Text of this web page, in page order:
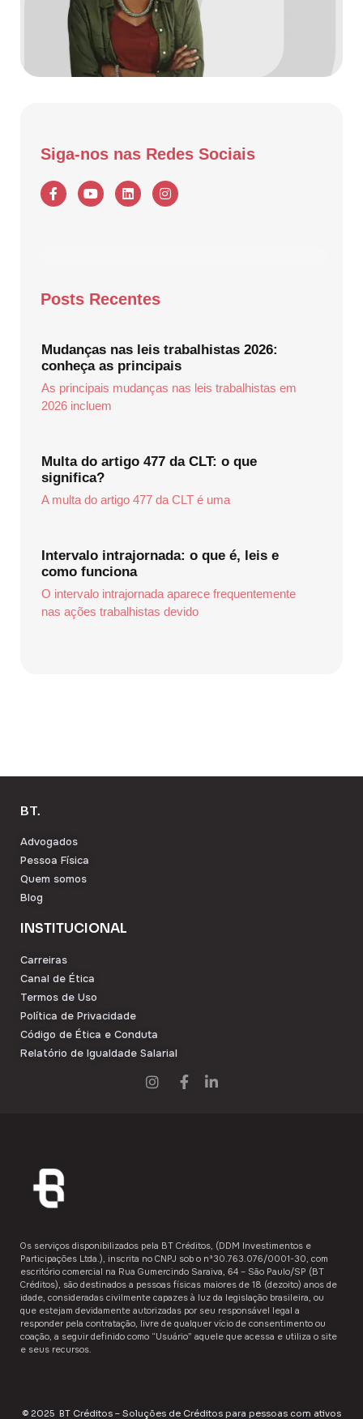
Siga-nos nas Redes Sociais
Posts Recentes
Mudanças nas leis trabalhistas 2026:
conheça as principais
As principais mudanças nas leis trabalhistas em
2026 incluem
Multa do artigo 477 da CLT: o que
significa?
A multa do artigo 477 da CLT é uma
Intervalo intrajornada: o que é, leis e
como funciona
O intervalo intrajornada aparece frequentemente
nas ações trabalhistas devido
BT.
Advogados
Pessoa Física
Quem somos
Blog
INSTITUCIONAL
Carreiras
Canal de Ética
Termos de Uso
Política de Privacidade
Código de Ética e Conduta
Relatório de Igualdade Salarial
Os serviços disponibilizados pela ​BT Créditos,​ (DDM Investimentos e
Participações Ltda.), inscrita no CNPJ sob o nº30.763.076/0001-30, com
escritório comercial na Rua Gumercindo Saraiva, 64 – São Paulo/SP (BT
Créditos), são destinados a ​pessoas físicas maiores de 18 (dezoito) anos de
idade,​ consideradas civilmente capazes à luz da legislação brasileira, ou
que estejam devidamente autorizadas por seu responsável legal a
responder pela contratação, livre de qualquer vício de consentimento ou
coação, a seguir definido como “Usuário”​​ aquele que acessa e utiliza o site
e seus recursos.
© 2025 BT Créditos – Soluções de Créditos para pessoas com ativos